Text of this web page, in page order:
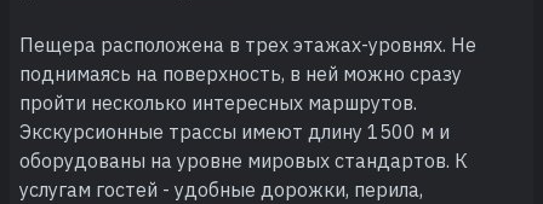
Пещера расположена в трех этажах-уровнях. Не
поднимаясь на поверхность, в ней можно сразу
пройти несколько интересных маршрутов.
Экскурсионные трассы имеют длину 1500 м и
оборудованы на уровне мировых стандартов. К
услугам гостей - удобные дорожки, перила,